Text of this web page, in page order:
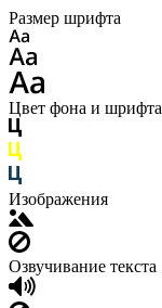
Размер шрифта
Цвет фона и шрифта
Изображения
Озвучивание текста